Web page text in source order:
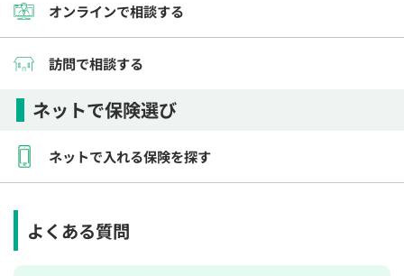
オンラインで相談する
訪問で相談する
ネットで保険選び
ネットで入れる保険を探す
よくある質問